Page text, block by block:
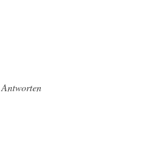
12:38
Antworten